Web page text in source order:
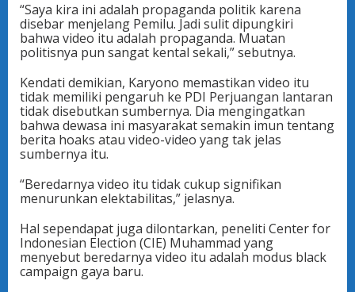
“Saya kira ini adalah propaganda politik karena
disebar menjelang Pemilu. Jadi sulit dipungkiri
bahwa video itu adalah propaganda. Muatan
politisnya pun sangat kental sekali,” sebutnya.
Kendati demikian, Karyono memastikan video itu
tidak memiliki pengaruh ke PDI Perjuangan lantaran
tidak disebutkan sumbernya. Dia mengingatkan
bahwa dewasa ini masyarakat semakin imun tentang
berita hoaks atau video-video yang tak jelas
sumbernya itu.
“Beredarnya video itu tidak cukup signifikan
menurunkan elektabilitas,” jelasnya.
Hal sependapat juga dilontarkan, peneliti Center for
Indonesian Election (CIE) Muhammad yang
menyebut beredarnya video itu adalah modus black
campaign gaya baru.